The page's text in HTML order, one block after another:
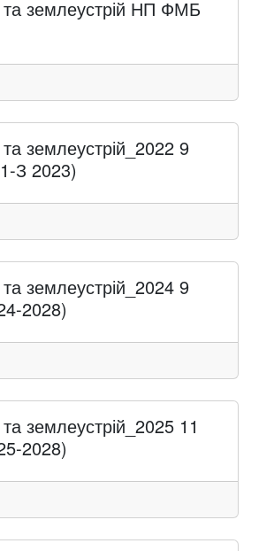
та землеустрій НП ФМБ
та землеустрій_2022 9
З 2023)
та землеустрій_2024 9
2028)
землеустрій_2025 11
2028)